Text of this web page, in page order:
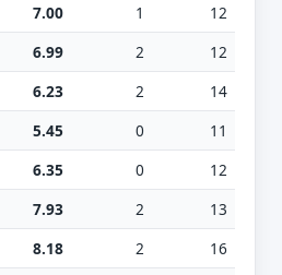
7.00 1
12
6.99 2
12
6.23 2
14
5.45 0
11
6.35 0
12
7.93 2
13
8.18 2
16